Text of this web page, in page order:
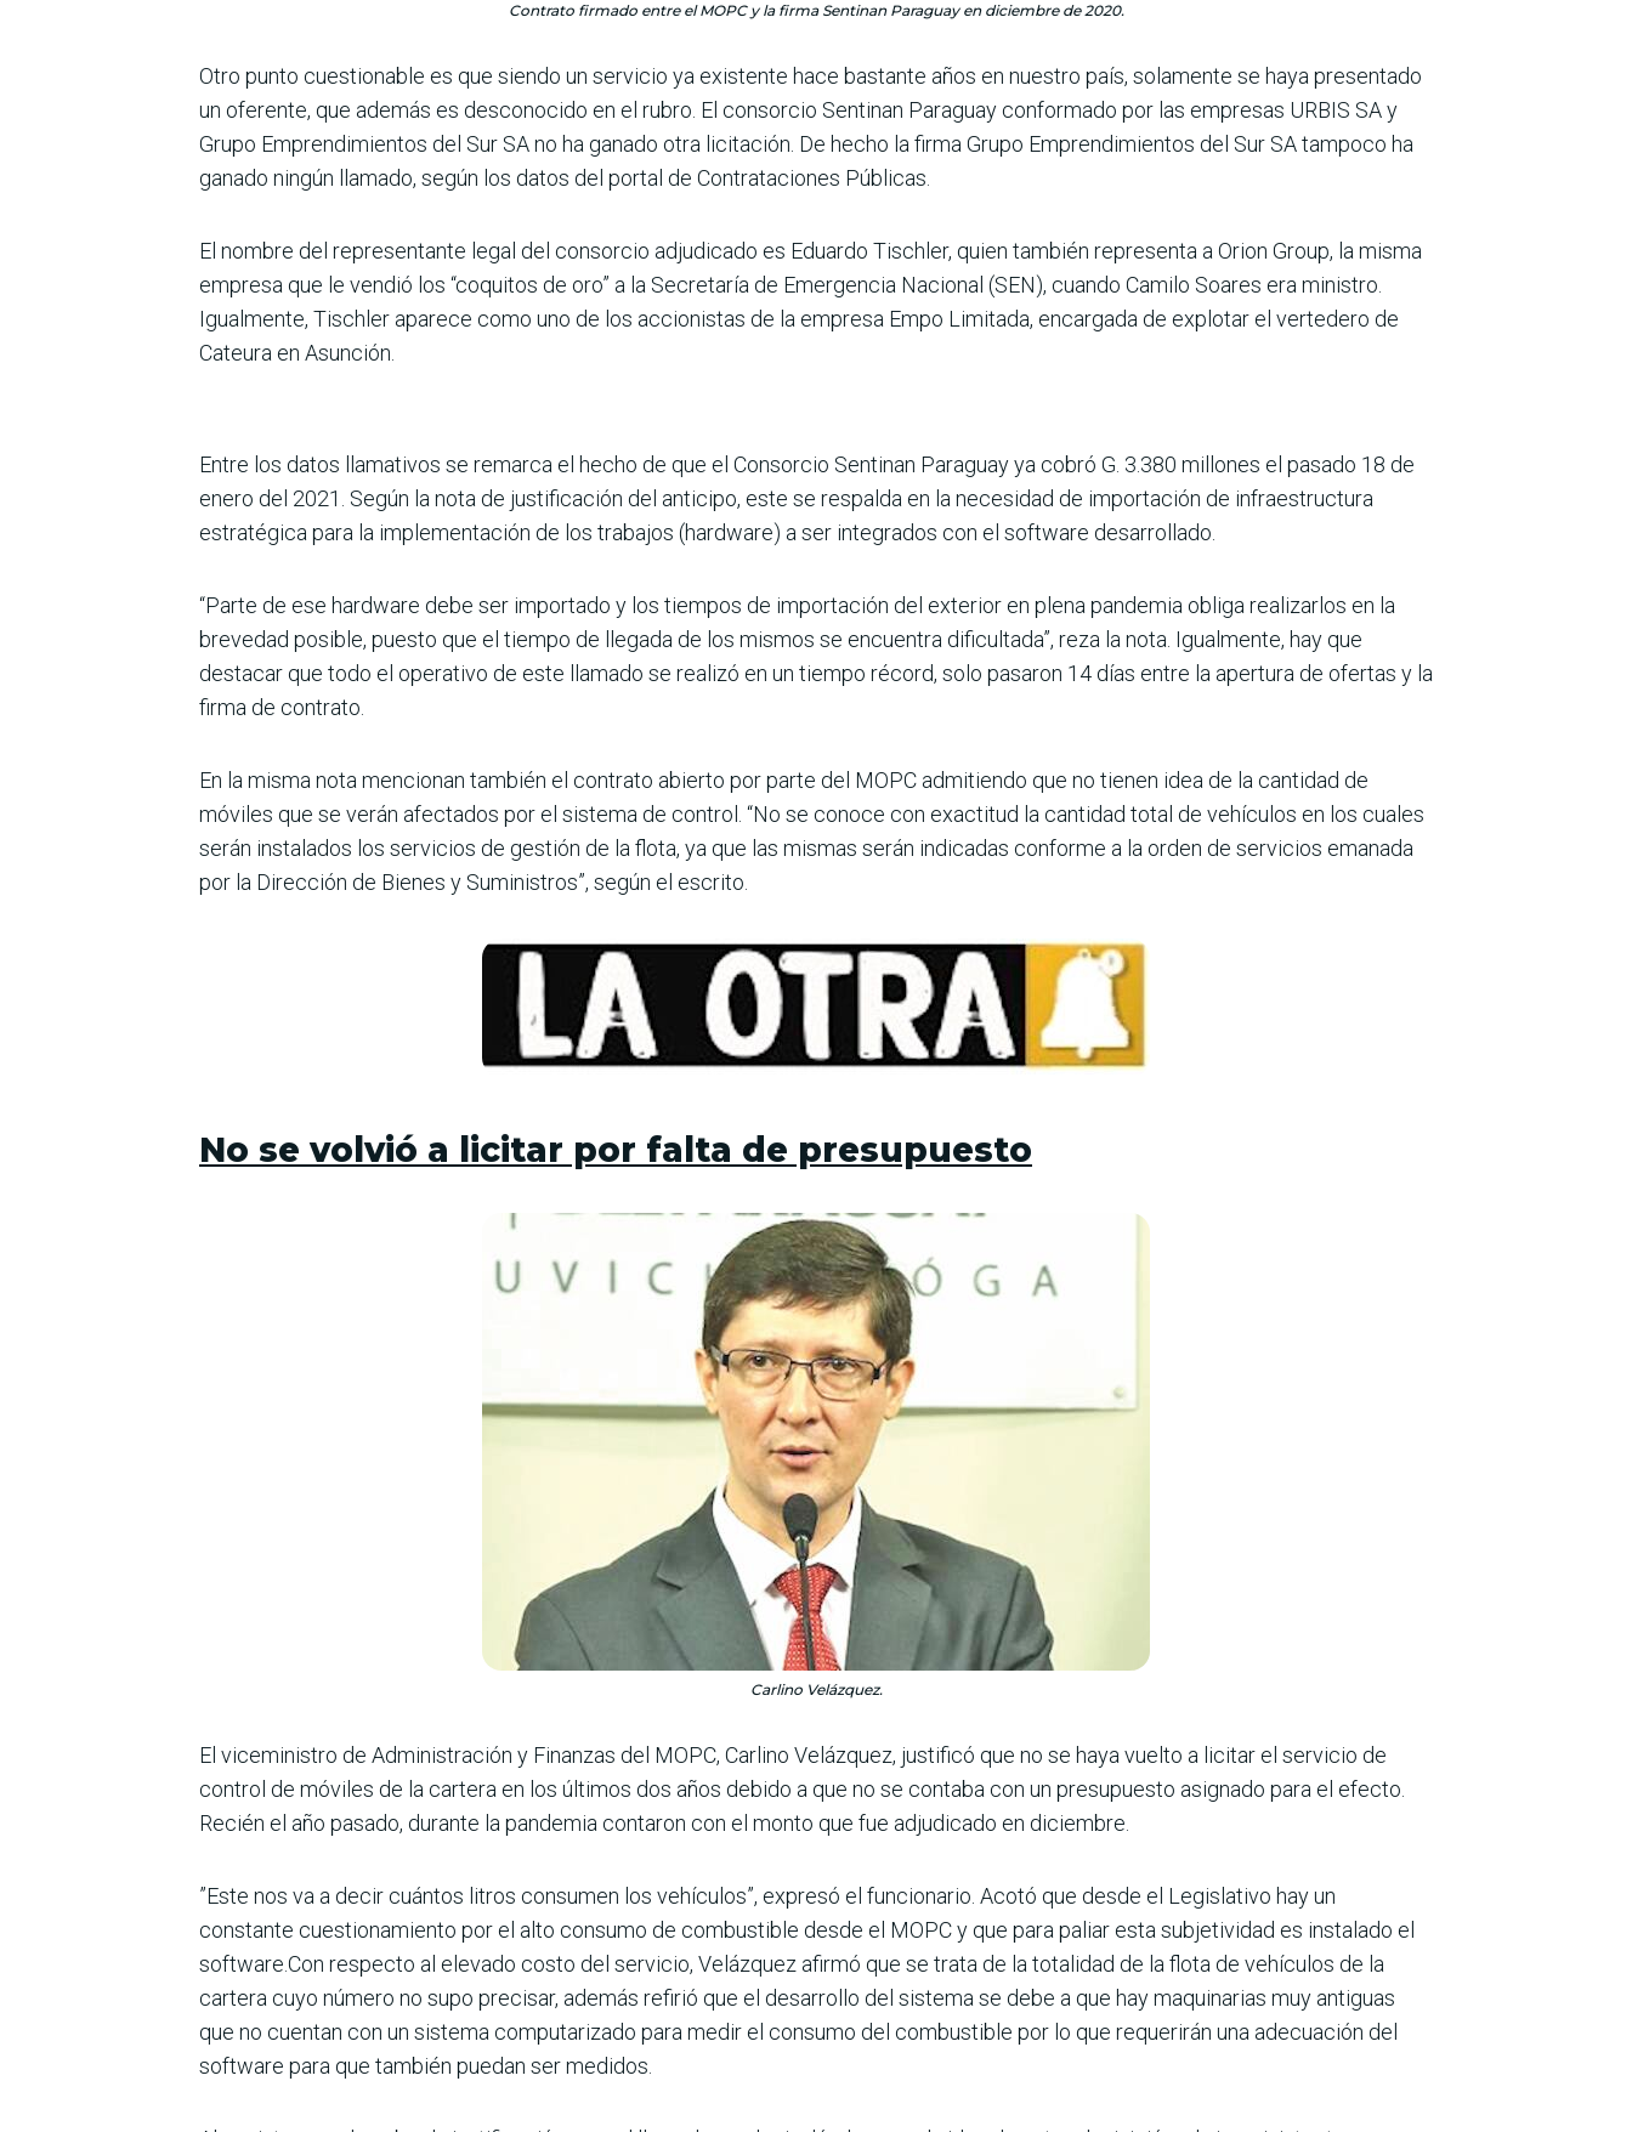
Contrato firmado entre el MOPC y la firma Sentinan Paraguay en diciembre de 2020.
Otro punto cuestionable es que siendo un servicio ya existente hace bastante años en nuestro país, solamente se haya presentado
un oferente, que además es desconocido en el rubro. El consorcio Sentinan Paraguay conformado por las empresas URBIS SA y
Grupo Emprendimientos del Sur SA no ha ganado otra licitación. De hecho la firma Grupo Emprendimientos del Sur SA tampoco ha
ganado ningún llamado, según los datos del portal de Contra­taciones Públicas.
El nombre del representante legal del consorcio adjudicado es Eduardo Tischler, quien también representa a Orion Group, la misma
empresa que le vendió los “coquitos de oro” a la Secretaría de Emergen­cia Nacional (SEN), cuando Camilo Soares era ministro.
Igualmente, Tischler aparece como uno de los accionistas de la empresa Empo Limi­tada, encargada de explotar el vertedero de
Cateura en Asunción.
Entre los datos llamativos se remarca el hecho de que el Consorcio Sentinan Para­guay ya cobró G. 3.380 millo­nes el pasado 18 de
enero del 2021. Según la nota de justi­ficación del anticipo, este se respalda en la necesidad de importación de infraestruc­tura
estratégica para la imple­mentación de los trabajos (hardware) a ser integrados con el software desarrollado.
“Parte de ese hardware debe ser importado y los tiempos de importación del exterior en plena pandemia obliga realizarlos en la
brevedad posible, puesto que el tiempo de llegada de los mismos se encuentra dificultada”, reza la nota. Igualmente, hay que
destacar que todo el opera­tivo de este llamado se rea­lizó en un tiempo récord, solo pasaron 14 días entre la aper­tura de ofertas y la
firma de contrato.
En la misma nota mencionan también el contrato abierto por parte del MOPC admi­tiendo que no tienen idea de la cantidad de
móviles que se verán afectados por el sistema de control. “No se conoce con exactitud la cantidad total de vehículos en los cuales
serán instalados los servicios de gestión de la flota, ya que las mismas serán indicadas con­forme a la orden de servicios emanada
por la Dirección de Bienes y Suministros”, según el escrito.
No se volvió a licitar por falta de presupuesto
Carlino Velázquez.
El viceministro de Administración y Finanzas del MOPC, Carlino Velázquez, justificó que no se haya vuelto a licitar el servicio de
control de móviles de la cartera en los últimos dos años debido a que no se contaba con un presupuesto asignado para el efecto.
Recién el año pasado, durante la pandemia contaron con el monto que fue adjudicado en diciembre.
”Este nos va a decir cuántos litros consumen los vehículos”, expresó el funcionario. Acotó que desde el Legislativo hay un
constante cuestionamiento por el alto consumo de combustible desde el MOPC y que para paliar esta subjetividad es instalado el
software.Con respecto al elevado costo del servicio, Velázquez afirmó que se trata de la totalidad de la flota de vehículos de la
cartera cuyo número no supo precisar, además refirió que el desarrollo del sistema se debe a que hay maquinarias muy antiguas
que no cuentan con un sistema computarizado para medir el consumo del combustible por lo que requerirán una adecuación del
software para que también puedan ser medidos.